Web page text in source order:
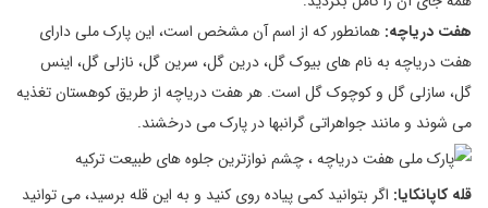
هفت دریاچه: همانطور که از اسم آن مشخص است، این پارک ملی دارای
هفت دریاچه به نام های بیوک گل، درین گل، سرین گل، نازلی گل، اینس
گل، سازلی گل و کوچوک گل است. هر هفت دریاچه از طریق کوهستان تغذیه
می شوند و مانند جواهراتی گرانبها در پارک می درخشند.
قله کاپانکایا: اگر بتوانید کمی پیاده روی کنید و به این قله برسید، می توانید